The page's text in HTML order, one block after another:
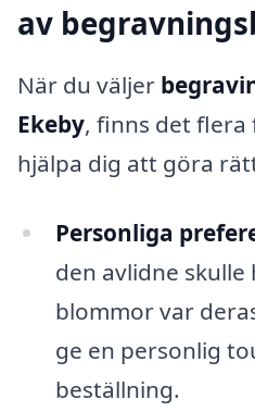
av
När du väljer
Ekeby, finns det flera
hjälpa dig att göra
Personliga
den avlidne skulle
blommor var
ge en personlig
beställning.